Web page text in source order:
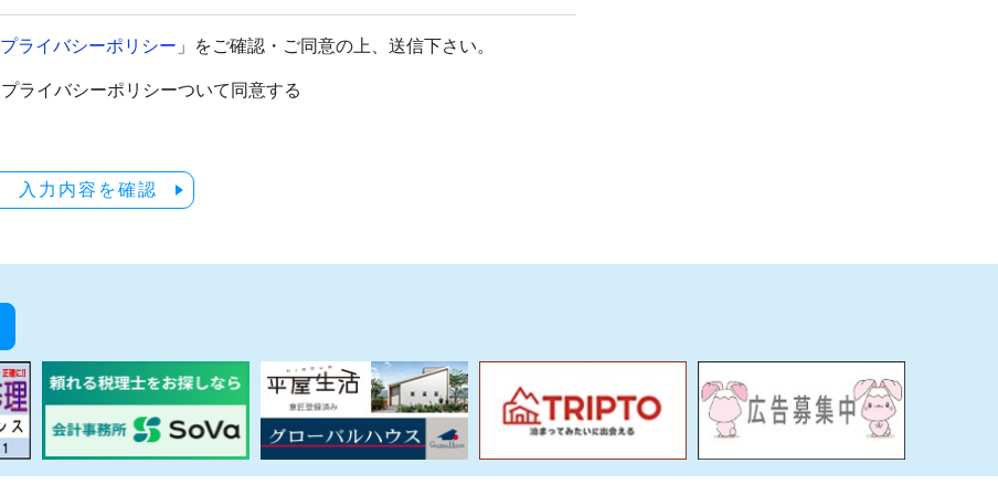
プライバシーポリシー 」をご確認・ご同意の上、送信下さい。
プライバシーポリシーついて同意する
入力内容を確認